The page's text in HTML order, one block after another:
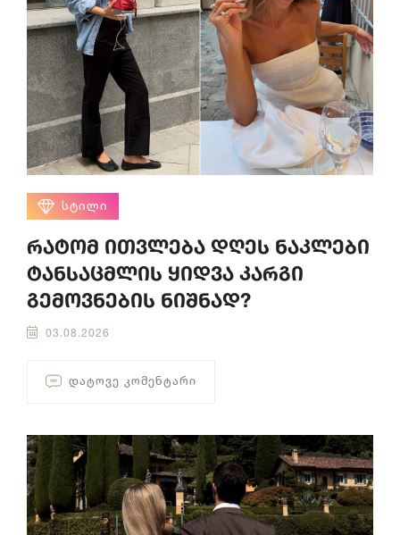
ᲡᲢᲘᲚᲘ
რატომ ითვლება დღეს ნაკლები
ტანსაცმლის ყიდვა კარგი
გემოვნების ნიშნად?
03.08.2026
ᲓᲐᲢᲝᲕᲔ ᲙᲝᲛᲔᲜᲢᲐᲠᲘ